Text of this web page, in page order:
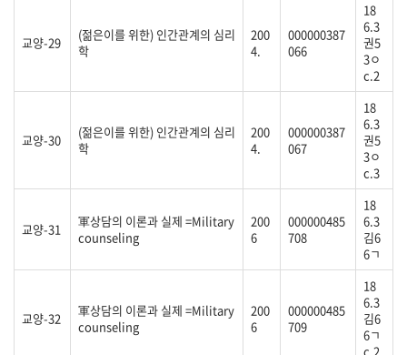
교양-29
(젊은이를 위한) 인간관계의 심리
학
200
4.
000000387
066
18
6.3
권5
3ㅇ
c.2
교양-30
(젊은이를 위한) 인간관계의 심리
학
200
4.
000000387
067
18
6.3
권5
3ㅇ
c.3
교양-31
軍상담의 이론과 실제 =Military
counseling
200
6
000000485
708
18
6.3
김6
6ㄱ
교양-32
軍상담의 이론과 실제 =Military
counseling
200
6
000000485
709
18
6.3
김6
6ㄱ
c.2